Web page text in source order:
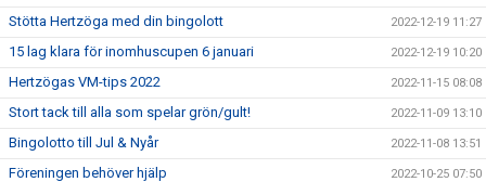
Stötta Hertzöga med din bingolott 2022-12-19 11:27
15 lag klara för inomhuscupen 6 januari 2022-12-19 10:20
Hertzögas VM-tips 2022 2022-11-15 08:08
Stort tack till alla som spelar grön/gult! 2022-11-09 13:10
Bingolotto till Jul & Nyår 2022-11-08 13:51
Föreningen behöver hjälp 2022-10-25 07:50